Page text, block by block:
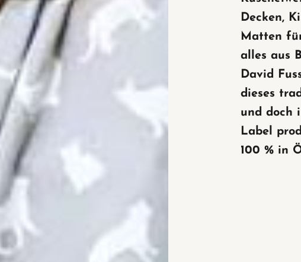
Decken,
Matten
alles aus
David
dieses
und doch
Label
100 % in